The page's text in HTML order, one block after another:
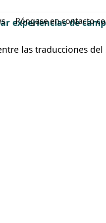
experiencias de
Póngase en contacto
las traducciones